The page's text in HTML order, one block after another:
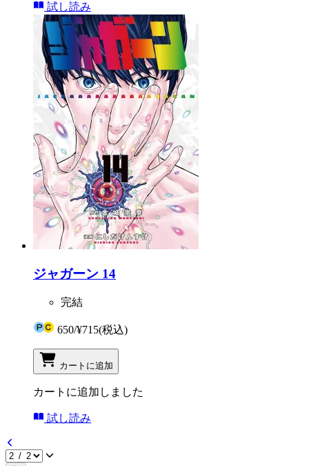
試し読み
ジャガーン 14
完結
650/¥715(税込)
カートに追加
カートに追加しました
試し読み